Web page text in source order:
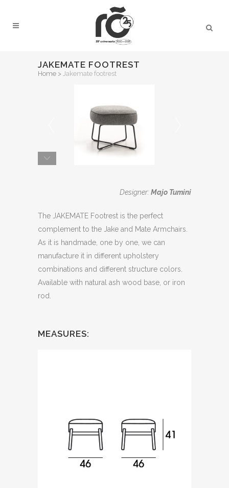
JAKEMATE FOOTREST
Home > Jakemate footrest
Designer: Majo Tumini
The JAKEMATE Footrest is the perfect
complement to the Jake and Mate Armchairs.
As it is handmade, one by one, we can
manufacture it in different upholstery
combinations and different structure colors.
Available with natural ash wood base, or iron
rod.
MEASURES: